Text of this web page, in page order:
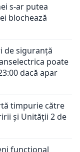
s-ar putea
blochează
de siguranță
poate
dacă apar
timpurie către
și Unității 2 de
funcțional